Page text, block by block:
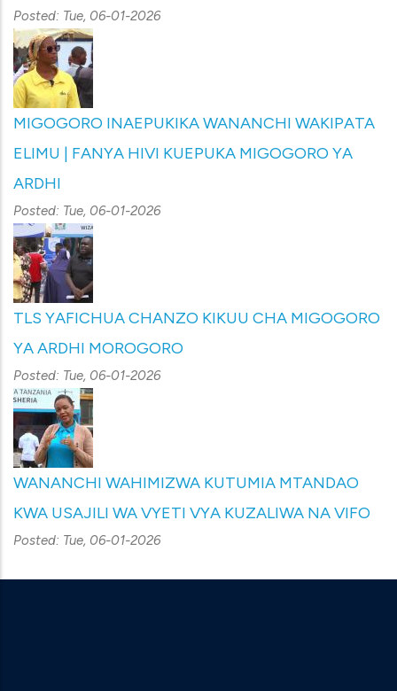
Posted: Tue, 06-01-2026
MIGOGORO INAEPUKIKA WANANCHI WAKIPATA
ELIMU | FANYA HIVI KUEPUKA MIGOGORO YA
ARDHI
Posted: Tue, 06-01-2026
TLS YAFICHUA CHANZO KIKUU CHA MIGOGORO
YA ARDHI MOROGORO
Posted: Tue, 06-01-2026
WANANCHI WAHIMIZWA KUTUMIA MTANDAO
KWA USAJILI WA VYETI VYA KUZALIWA NA VIFO
Posted: Tue, 06-01-2026